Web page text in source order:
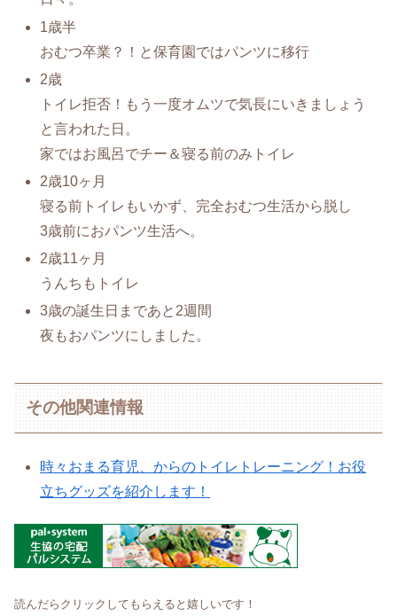
1歳半
おむつ卒業？！と保育園ではパンツに移行
2歳
トイレ拒否！もう一度オムツで気長にいきましょう
と言われた日。
家ではお風呂でチー＆寝る前のみトイレ
2歳10ヶ月
寝る前トイレもいかず、完全おむつ生活から脱し
3歳前におパンツ生活へ。
2歳11ヶ月
うんちもトイレ
3歳の誕生日まであと2週間
夜もおパンツにしました。
その他関連情報
時々おまる育児、からのトイレトレーニング！お役
立ちグッズを紹介します！
読んだらクリックしてもらえると嬉しいです！